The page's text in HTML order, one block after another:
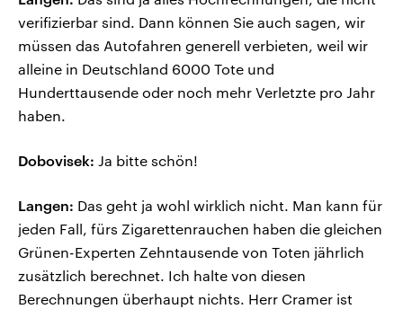
verifizierbar sind. Dann können Sie auch sagen, wir
müssen das Autofahren generell verbieten, weil wir
alleine in Deutschland 6000 Tote und
Hunderttausende oder noch mehr Verletzte pro Jahr
haben.
Dobovisek: Ja bitte schön!
Langen: Das geht ja wohl wirklich nicht. Man kann für
jeden Fall, fürs Zigarettenrauchen haben die gleichen
Grünen-Experten Zehntausende von Toten jährlich
zusätzlich berechnet. Ich halte von diesen
Berechnungen überhaupt nichts. Herr Cramer ist